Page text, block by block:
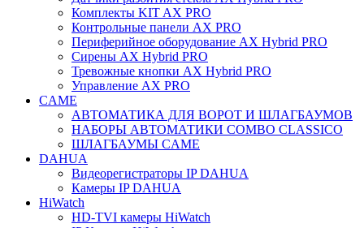
Комплекты KIT AX PRO
Контрольные панели AX PRO
Периферийное оборудование AX Hybrid PRO
Сирены AX Hybrid PRO
Тревожные кнопки AX Hybrid PRO
Управление AX PRO
CAME
АВТОМАТИКА ДЛЯ ВОРОТ И ШЛАГБАУМОВ
НАБОРЫ АВТОМАТИКИ COMBO CLASSICO
ШЛАГБАУМЫ CAME
DAHUA
Видеорегистраторы IP DAHUA
Камеры IP DAHUA
HiWatch
HD-TVI камеры HiWatch